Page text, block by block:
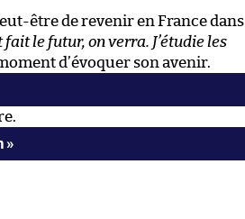
être de revenir en France dans
le futur, on verra. J’étudie les
d’évoquer son avenir.
»